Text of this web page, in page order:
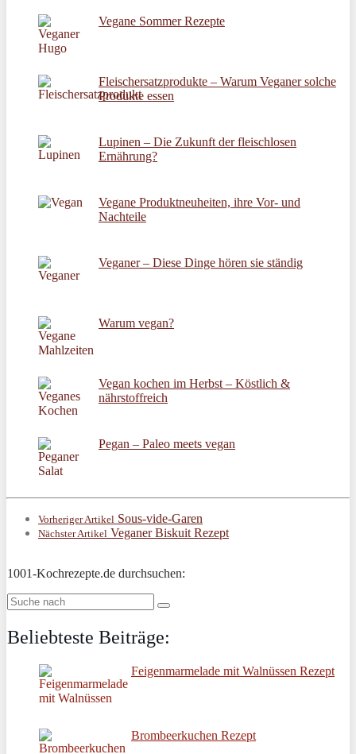
Vegane Sommer Rezepte
Fleischersatzprodukte – Warum Veganer solche
Produkte essen
Lupinen – Die Zukunft der fleischlosen
Ernährung?
Vegane Produktneuheiten, ihre Vor- und
Nachteile
Veganer – Diese Dinge hören sie ständig
Warum vegan?
Vegan kochen im Herbst – Köstlich &
nährstoffreich
Pegan – Paleo meets vegan
Vorheriger Artikel Sous-vide-Garen
Nächster Artikel Veganer Biskuit Rezept
1001-Kochrezepte.de durchsuchen:
Beliebteste Beiträge:
Feigenmarmelade mit Walnüssen Rezept
Brombeerkuchen Rezept